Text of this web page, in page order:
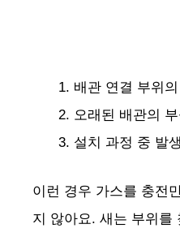
배관 연결 부위
오래된 배관의 부
설치 과정 중 발
이런 경우 가스를 충전
지 않아요. 새는 부위를